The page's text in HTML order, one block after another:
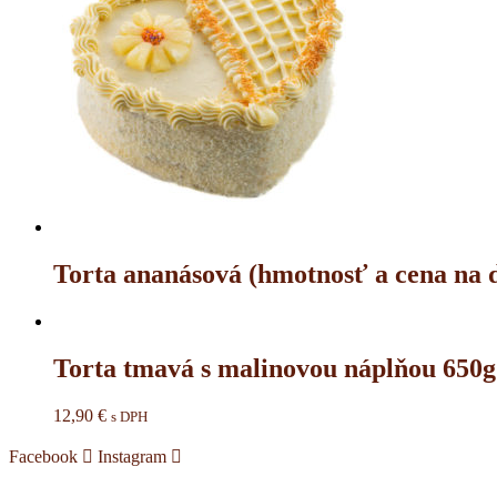
Torta ananásová (hmotnosť a cena na
Torta tmavá s malinovou náplňou 650g
12,90 € s DPH
Facebook Instagram